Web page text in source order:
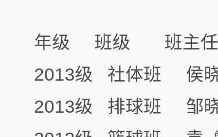
年级 班级 班主任
2013级 社体班 侯
2013级 排球班 邹